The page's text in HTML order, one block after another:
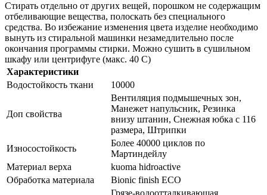
Стирать отдельно от других вещей, порошком не содержащим
отбеливающие вещества, полоскать без специального
средства. Во избежание изменения цвета изделие необходимо
вынуть из стиральной машинки незамедлительно после
окончания программы стирки. Можно сушить в сушильном
шкафу или центрифуге (макс. 40 C)
Характеристики
Водостойкость ткани
10000
Доп свойства
Вентиляция подмышечных зон,
Манежет напульсник, Резинка
внизу штанин, Снежная юбка с 116
размера, Штрипки
Износостойкость
Более 40000 циклов по
Мартиндейлу
Материал верха
kuoma hidroactive
Обработка материала
Bionic finish ECO